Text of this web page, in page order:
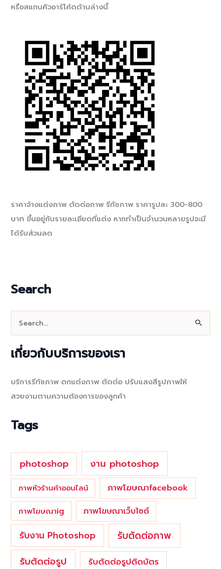
หรือสแกนคิวอาร์โค้ดด้านล่างนี้
ราคาจ้างแต่งภาพ ตัดต่อภาพ รีทัชภาพ ราคารูปละ 300-800
บาท ขึ้นอยู่กับรายละเอียดที่แต่ง หากทำเป็นจำนวนหลายรูปจะมี
ได้รับส่วนลด
Search
r
เกี่ยวกับบริการของเรา
บริการรีทัชภาพ ตกแต่งภาพ ตัดต่อ ปรับแสงสีรูปภาพให้
สวยงามตามความต้องการของลูกค้า
Tags
photoshop งาน photoshop
ภาพหัวร้านค้าออนไลน์ ภาพโฆษณาfacebook
ภาพโฆษณาig ภาพโฆษณาเว็บไซต์
รับงาน Photoshop
รับตัดต่อภาพ
รับตัดต่อรูป
รับตัดต่อรูปติดบัตร